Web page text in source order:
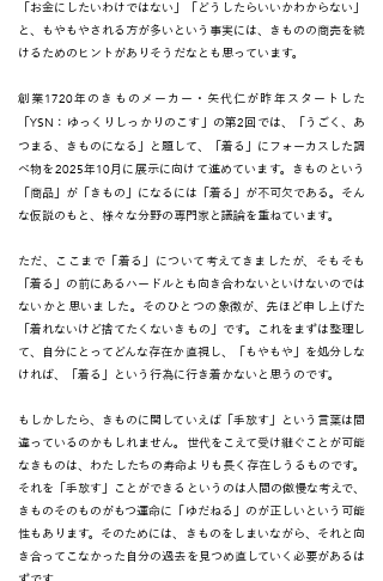
「お金にしたいわけではない」「どうしたらいいかわからない」
と、もやもやされる方が多いという事実には、きものの商売を続
けるためのヒントがありそうだなとも思っています。
創業 1720年のきものメーカー・矢代仁が昨年スタートした
「YSN ：ゆっくりしっかりのこす」の第2 回では、「うごく、あ
つまる、きものになる」と題して、「着る」にフォーカスした調
べ物を 2025年 10月に展示に向けて進めています。きものという
「商品」が「きもの」になるには「着る」が不可欠である。そん
な仮説のもと、様々な分野の専門家と議論を重ねています。
ただ、ここまで「着る」について考えてきましたが、そもそも
「着る」の前にあるハードルとも向き合わないといけないのでは
ないかと思いました。そのひとつの象徴が、先ほど申し上げた
「着れないけど捨てたくないきもの」です。これをまずは整理し
て、自分にとってどんな存在か直視し、「もやもや」を処分しな
ければ、「着る」という行為に行き着かないと思うのです。
もしかしたら、きものに関していえば「手放す」という言葉は間
違っているのかもしれません。世代をこえて受け継ぐことが可能
なきものは、わたしたちの寿命よりも長く存在しうるものです。
それを「手放す」ことができるというのは人間の傲慢な考えで、
きものそのものがもつ運命に「ゆだねる」のが正しいという可能
性もあります。そのためには、きものをしまいながら、それと向
き合ってこなかった自分の過去を見つめ直していく必要があるは
ずです。